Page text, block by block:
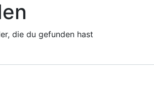
die du gefunden hast